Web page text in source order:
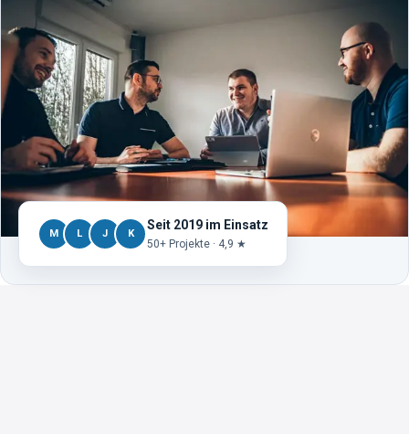
M L J K
Seit 2019 im Einsatz
50+ Projekte · 4,9 ★